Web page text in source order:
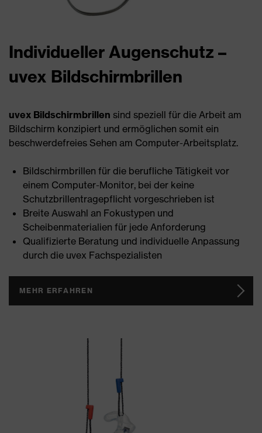
Individueller Augenschutz –
uvex Bildschirmbrillen
uvex Bildschirmbrillen sind speziell für die Arbeit am
Bildschirm konzipiert und ermöglichen somit ein
beschwerdefreies Sehen am Computer-Arbeitsplatz.
Bildschirmbrillen für die berufliche Tätigkeit vor
einem Computer-Monitor, bei der keine
Schutzbrillentragepflicht vorgeschrieben ist
Breite Auswahl an Fokustypen und
Scheibenmaterialien für jede Anforderung
Qualifizierte Beratung und individuelle Anpassung
durch die uvex Fachspezialisten
MEHR ERFAHREN